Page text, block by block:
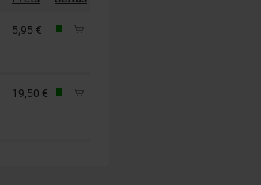
5,95 €
19,50 €